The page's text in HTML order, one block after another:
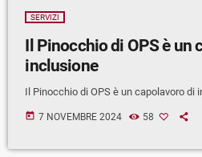
SERVIZI
Il Pinocchio di OPS è un
inclusione
Il Pinocchio di OPS è un capolavoro di
today 7 NOVEMBRE 2024 58